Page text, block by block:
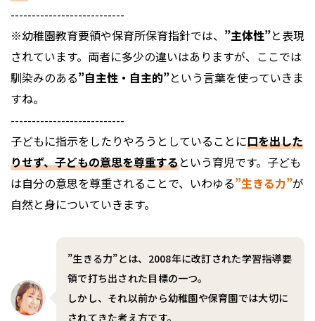
---------------------------
※幼稚園教育要領や保育所保育指針では、 ”主体性”と表現
されています。両者に多少の違いはありますが、ここでは
馴染みのある”自主性・自主的”という言葉を使っていきま
すね。
---------------------------
子どもに指示をしたりやろうとしていることに口を出した
りせず、子どもの意思を尊重するという育児です。子ども
は自分の意思を尊重されることで、いわゆる”生きる力”が
自然と身についていきます。
”生きる力”とは、2008年に改訂された学習指導要
領で打ち出された目標の一つ。
しかし、それ以前から幼稚園や保育園では大切に
されてきた考え方です。